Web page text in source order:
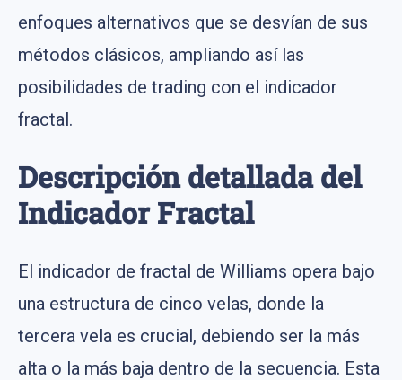
enfoques alternativos que se desvían de sus
métodos clásicos, ampliando así las
posibilidades de trading con el indicador
fractal.
Descripción detallada del
Indicador Fractal
El indicador de fractal de Williams opera bajo
una estructura de cinco velas, donde la
tercera vela es crucial, debiendo ser la más
alta o la más baja dentro de la secuencia. Esta